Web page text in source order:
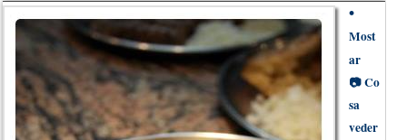
•
Most
ar
📷 Co
sa
veder